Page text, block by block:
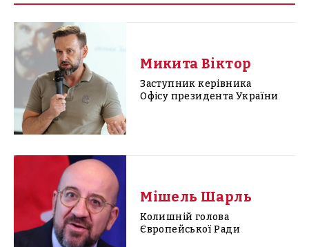
Микита Віктор
Заступник керівника
Офісу президента України
Мішель Шарль
Колишній голова
Європейської Ради